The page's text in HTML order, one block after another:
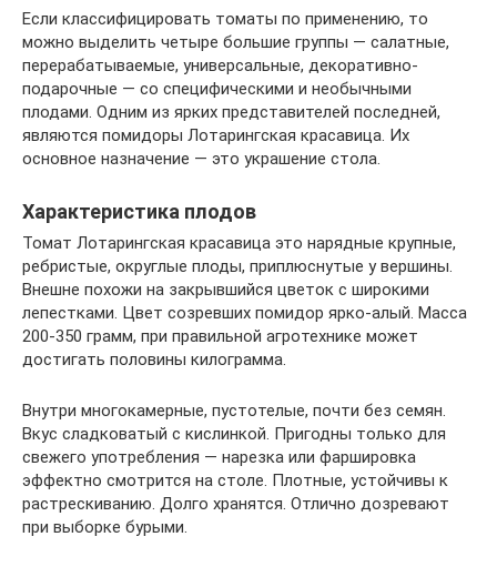
Если классифицировать томаты по применению, то
можно выделить четыре большие группы — салатные,
перерабатываемые, универсальные, декоративно-
подарочные — со специфическими и необычными
плодами. Одним из ярких представителей последней,
являются помидоры Лотарингская красавица. Их
основное назначение — это украшение стола.
Характеристика плодов
Томат Лотарингская красавица это нарядные крупные,
ребристые, округлые плоды, приплюснутые у вершины.
Внешне похожи на закрывшийся цветок с широкими
лепестками. Цвет созревших помидор ярко-алый. Масса
200-350 грамм, при правильной агротехнике может
достигать половины килограмма.
Внутри многокамерные, пустотелые, почти без семян.
Вкус сладковатый с кислинкой. Пригодны только для
свежего употребления — нарезка или фаршировка
эффектно смотрится на столе. Плотные, устойчивы к
растрескиванию. Долго хранятся. Отлично дозревают
при выборке бурыми.